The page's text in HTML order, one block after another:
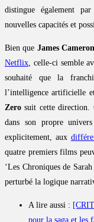
distingue également
nouvelles capacités et
Bien que James Cameron
Netflix , celle-ci semble
souhaité que la
l’intelligence artificielle
Zero suit cette direction.
dans son propre
explicitement, aux
quatre premiers films
‘Les Chroniques de
perturbé la logique
A lire aussi :
pour la saga et les